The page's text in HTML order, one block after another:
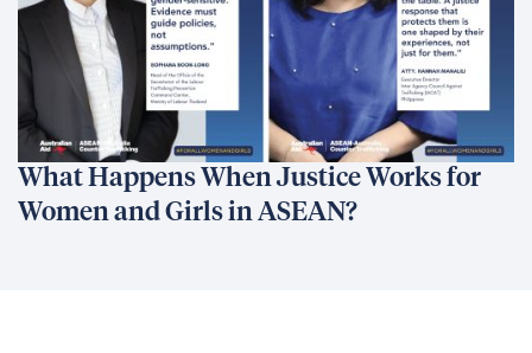
What Happens When Justice Works for
Women and Girls in ASEAN?